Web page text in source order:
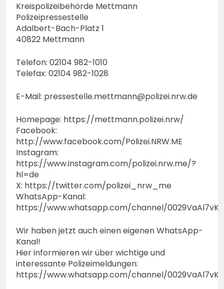
Kreispolizeibehörde Mettmann
Polizeipressestelle
Adalbert-Bach-Platz 1
40822 Mettmann
Telefon: 02104 982-1010
Telefax: 02104 982-1028
E-Mail: pressestelle.mettmann@polizei.nrw.de
Homepage: https://mettmann.polizei.nrw/
Facebook:
http://www.facebook.com/Polizei.NRW.ME
Instagram:
https://www.instagram.com/polizei.nrw.me/?
hl=de
X: https://twitter.com/polizei_nrw_me
WhatsApp-Kanal:
https://www.whatsapp.com/channel/
Wir haben jetzt auch einen eigenen WhatsApp-
Kanal!
Hier informieren wir über wichtige und
interessante Polizeimeldungen:
https://www.whatsapp.com/channel/